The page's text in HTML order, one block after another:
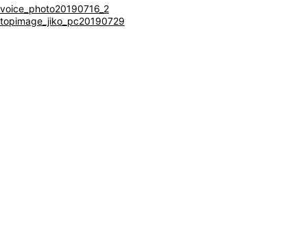
voice_photo20190716_2
topimage_jiko_pc20190729